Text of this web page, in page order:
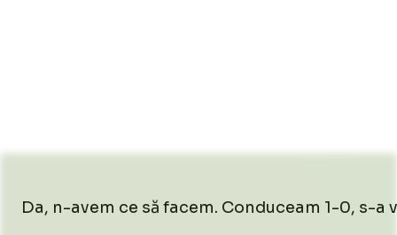
Da, n-avem ce să facem. Conduceam 1-0, s-